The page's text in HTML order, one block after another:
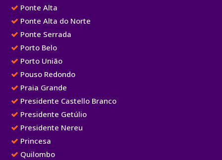
Ponte Alta
Ponte Alta do Norte
Ponte Serrada
Porto Belo
Porto União
Pouso Redondo
Praia Grande
Presidente Castello Branco
Presidente Getúlio
Presidente Nereu
Princesa
Quilombo